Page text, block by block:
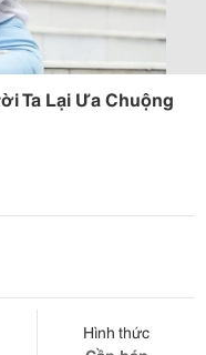
Ta Lại Ưa Chuộng
Hình thức